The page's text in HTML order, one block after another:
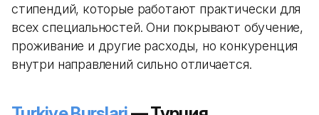
стипендий, которые работают практически для
всех специальностей. Они покрывают обучение,
проживание и другие расходы, но конкуренция
внутри направлений сильно отличается.